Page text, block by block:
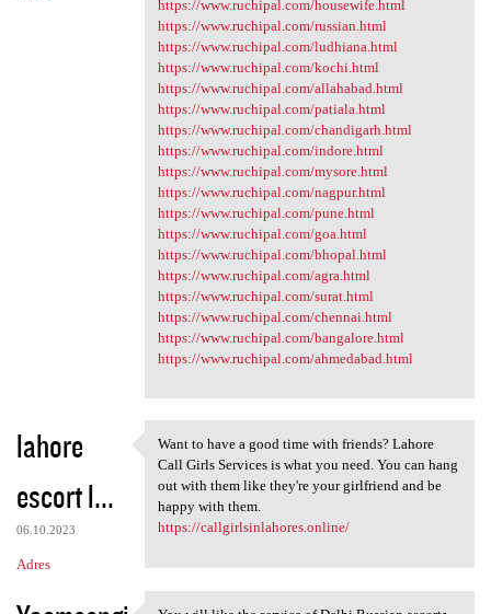
https://www.ruchipal.com/housewife.html
https://www.ruchipal.com/russian.html
https://www.ruchipal.com/ludhiana.html
https://www.ruchipal.com/kochi.html
https://www.ruchipal.com/allahabad.html
https://www.ruchipal.com/patiala.html
https://www.ruchipal.com/chandigarh.html
https://www.ruchipal.com/indore.html
https://www.ruchipal.com/mysore.html
https://www.ruchipal.com/nagpur.html
https://www.ruchipal.com/pune.html
https://www.ruchipal.com/goa.html
https://www.ruchipal.com/bhopal.html
https://www.ruchipal.com/agra.html
https://www.ruchipal.com/surat.html
https://www.ruchipal.com/chennai.html
https://www.ruchipal.com/bangalore.html
https://www.ruchipal.com/ahmedabad.html
lahore
escort l...
06.10.2023
Adres
Want to have a good time with
Want to have a good time with friends? Lahore
Call Girls Services is what you need. You can hang
out with them like they're your girlfriend and be
happy with them.
https://callgirlsinlahores.online/